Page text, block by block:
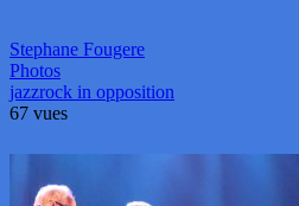
Stephane Fougere
Photos
jazzrock in opposition
67 vues